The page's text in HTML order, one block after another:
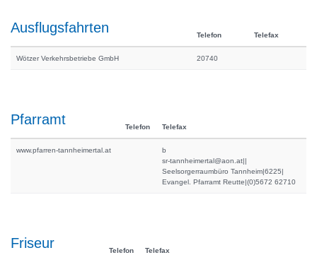
Ausflugsfahrten Telefon Telefax
Wötzer Verkehrsbetriebe GmbH 20740
Pfarramt Telefon Telefax
www.pfarren-tannheimertal.at
b
sr-tannheimertal@aon.at||
Seelsorgerraumbüro Tannheim|6225|
Evangel. Pfarramt Reutte|(0)5672 62710
Friseur Telefon Telefax